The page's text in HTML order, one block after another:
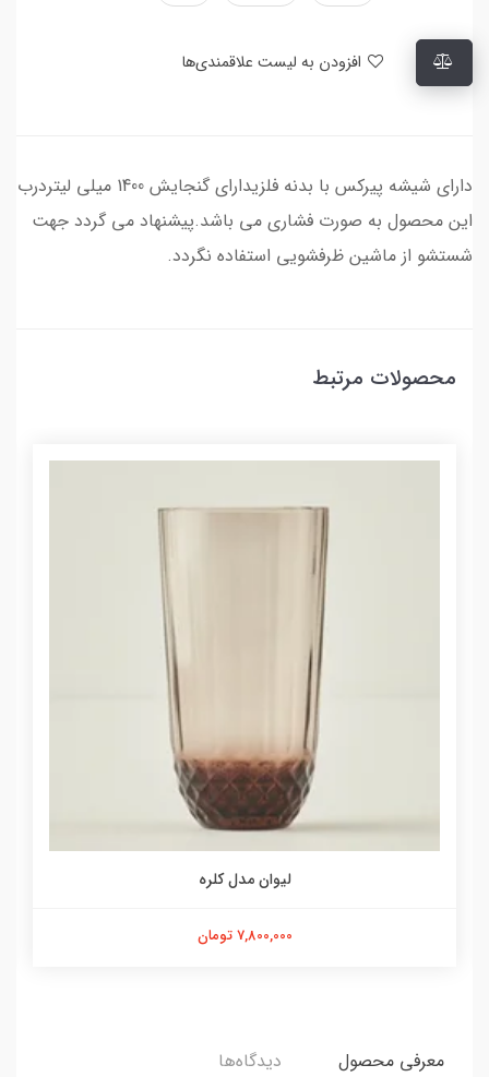
دارای شیشه پیرکس با بدنه فلزیدارای گنجایش 1400 میلی لیتردرب
این محصول به صورت فشاری می باشد.پیشنهاد می گردد جهت
شستشو از ماشین ظرفشویی استفاده نگردد.
محصولات مرتبط
لیوان مدل کلره
7,800,000 تومان
معرفی محصول دیدگاه‌ها